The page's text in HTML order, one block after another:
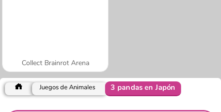
Collect Brainrot Arena
Juegos de Animales 3 pandas en Japón